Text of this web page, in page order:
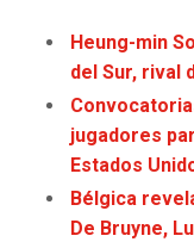
STEELERS
TEXANS
COLTS
JAGUARS
HORNETS
HEAT
MAGIC
WIZARDS
Heung-min
del Sur, rival
jugadores
Estados
Bélgica
De Bruyne,